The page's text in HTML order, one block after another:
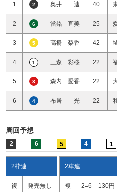
1 2 奥井 迪 40
2 6 當銘 直美 25
3 5 高橋 梨香 42
4 1 三森 彩桜 22
5 3 森内 愛香 22
6 4 布居 光 22
周回予想
2 6 5 4 1
2枠連
複 発売無し
2車連
複 2=6 130円